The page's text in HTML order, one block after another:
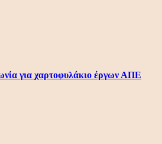
για χαρτοφυλάκιο έργων ΑΠΕ